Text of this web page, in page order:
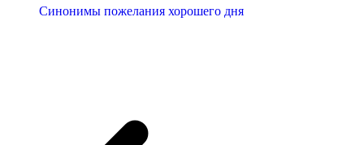
Синонимы пожелания хорошего дня